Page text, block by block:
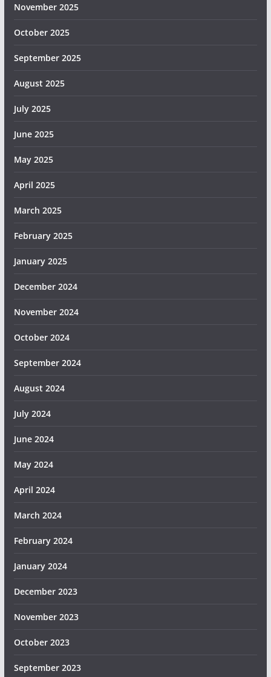
November 2025
October 2025
September 2025
August 2025
July 2025
June 2025
May 2025
April 2025
March 2025
February 2025
January 2025
December 2024
November 2024
October 2024
September 2024
August 2024
July 2024
June 2024
May 2024
April 2024
March 2024
February 2024
January 2024
December 2023
November 2023
October 2023
September 2023